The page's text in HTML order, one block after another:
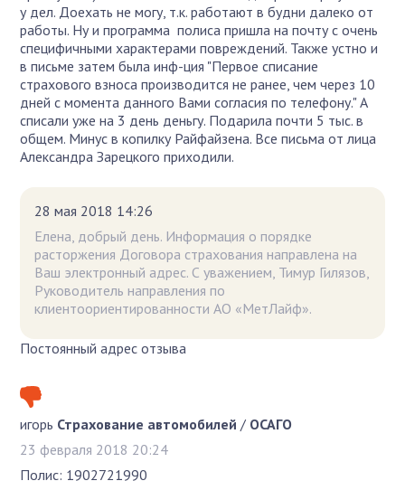
у дел. Доехать не могу, т.к. работают в будни далеко от
работы. Ну и программа полиса пришла на почту с очень
специфичными характерами повреждений. Также устно и
в письме затем была инф-ция "Первое списание
страхового взноса производится не ранее, чем через 10
дней с момента данного Вами согласия по телефону." А
списали уже на 3 день деньгу. Подарила почти 5 тыс. в
общем. Минус в копилку Райфайзена. Все письма от лица
Александра Зарецкого приходили.
28 мая 2018 14:26
Елена, добрый день. Информация о порядке
расторжения Договора страхования направлена на
Ваш электронный адрес. С уважением, Тимур Гилязов,
Руководитель направления по
клиентоориентированности АО «МетЛайф».
Постоянный адрес отзыва
игорь Страхование автомобилей / ОСАГО
23 февраля 2018 20:24
Полис: 1902721990